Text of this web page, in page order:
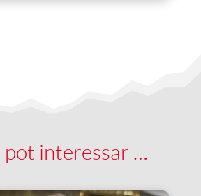
pot interessar …